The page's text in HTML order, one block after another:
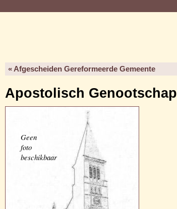
« Afgescheiden Gereformeerde Gemeente
Apostolisch Genootschap
Geen
foto
beschikbaar